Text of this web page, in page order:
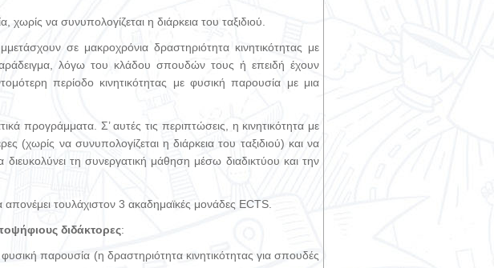
να συνυπολογίζεται η διάρκεια του ταξιδιού.
σε μακροχρόνια δραστηριότητα κινητικότητας με
λόγω του κλάδου σπουδών τους ή επειδή έχουν
περίοδο κινητικότητας με φυσική παρουσία με μια
προγράμματα. Σ’ αυτές τις περιπτώσεις, η κινητικότητα με
(χωρίς να συνυπολογίζεται η διάρκεια του ταξιδιού) και να
τη συνεργατική μάθηση μέσω διαδικτύου και την
τουλάχιστον 3 ακαδημαϊκές μονάδες ECTS.
διδάκτορες:
παρουσία (η δραστηριότητα κινητικότητας για σπουδές